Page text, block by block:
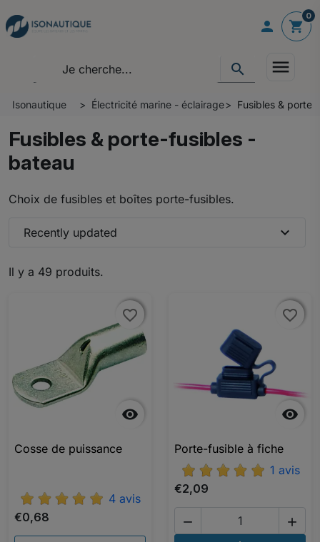
 shopping_cart
0
search menu
Isonautique Électricité marine - éclairage Fusibles &
Fusibles & porte-fusibles -
bateau
Choix de fusibles et boîtes porte-fusibles.
Il y a 49 produits.
Recently updated expand_more

favorite_border
favorite_border
Cosse de puissance
4 avis
€0,68

favorite_border
favorite_border
Porte-fusible à fiche
1 avis
€2,09
 